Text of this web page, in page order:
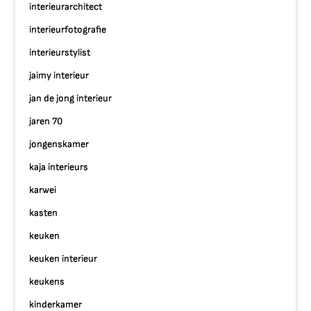
interieurarchitect
interieurfotografie
interieurstylist
jaimy interieur
jan de jong interieur
jaren 70
jongenskamer
kaja interieurs
karwei
kasten
keuken
keuken interieur
keukens
kinderkamer